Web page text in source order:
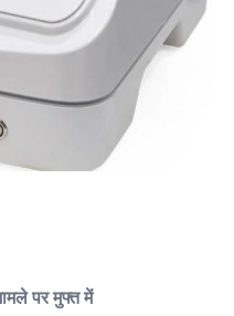
पर मुफ्त में